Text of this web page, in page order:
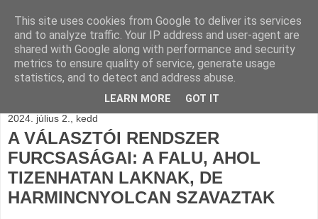
BLOGÁSZAT, napi
blogjava
2024. július 2., kedd
A VÁLASZTÓI RENDSZER
FURCSASÁGAI: A FALU, AHOL
TIZENHATAN LAKNAK, DE
HARMINCNYOLCAN SZAVAZTAK
This site uses cookies from Google to deliver its services
and to analyze traffic. Your IP address and user-agent are
shared with Google along with performance and security
metrics to ensure quality of service, generate usage
statistics, and to detect and address abuse.
LEARN MORE GOT IT